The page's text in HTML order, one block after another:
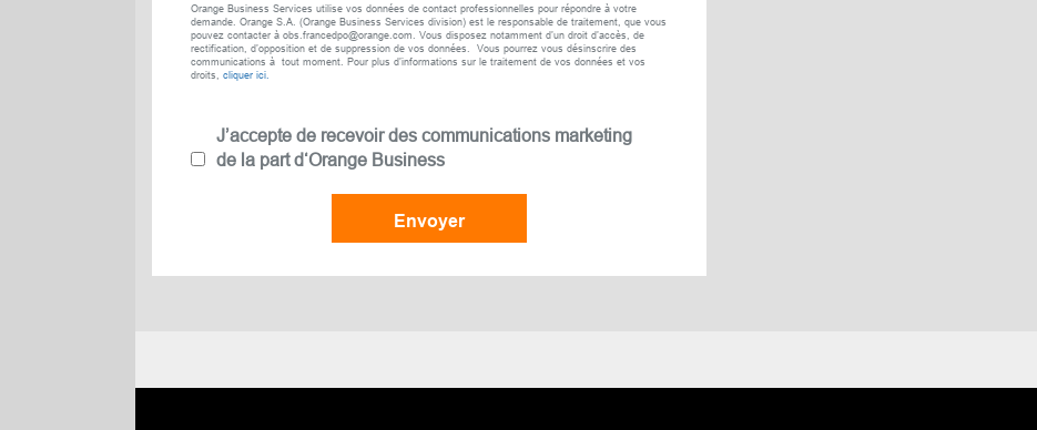
J’accepte de recevoir des communications marketing
de la part d‘Orange Business
Orange Business Services utilise vos données de contact professionnelles pour répondre à votre
demande. Orange S.A. (Orange Business Services division) est le responsable de traitement, que vous
pouvez contacter à obs.francedpo@orange.com. Vous disposez notamment d’un droit d’accès, de
rectification, d’opposition et de suppression de vos données. Vous pourrez vous désinscrire des
communications à tout moment. Pour plus d’informations sur le traitement de vos données et vos
droits, cliquer ici.
Envoyer